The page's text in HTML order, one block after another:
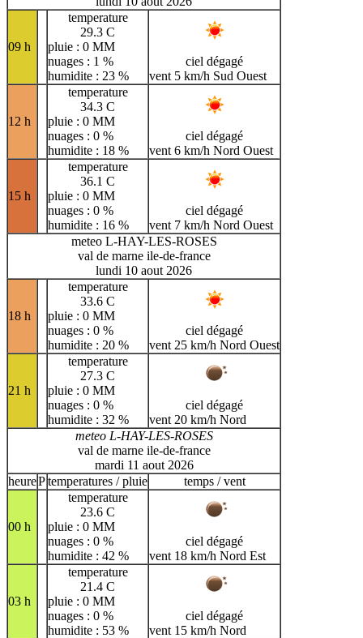
09 h
temperature
29.3 C
pluie : 0 MM
nuages : 1 %
humidite : 23 %
ciel dégagé
vent 5 km/h Sud Ouest
12 h
temperature
34.3 C
pluie : 0 MM
nuages : 0 %
humidite : 18 %
ciel dégagé
vent 6 km/h Nord Ouest
15 h
temperature
36.1 C
pluie : 0 MM
nuages : 0 %
humidite : 16 %
ciel dégagé
vent 7 km/h Nord Ouest
meteo L-HAY-LES-ROSES
val de marne ile-de-france
lundi 10 aout 2026
18 h
temperature
33.6 C
pluie : 0 MM
nuages : 0 %
humidite : 20 %
ciel dégagé
vent 25 km/h Nord Ouest
21 h
temperature
27.3 C
pluie : 0 MM
nuages : 0 %
humidite : 32 %
ciel dégagé
vent 20 km/h Nord
meteo L-HAY-LES-ROSES
val de marne ile-de-france
mardi 11 aout 2026
heurePtemperatures / pluie temps / vent
00 h
temperature
23.6 C
pluie : 0 MM
nuages : 0 %
humidite : 42 %
ciel dégagé
vent 18 km/h Nord Est
03 h
temperature
21.4 C
pluie : 0 MM
nuages : 0 %
humidite : 53 %
ciel dégagé
vent 15 km/h Nord